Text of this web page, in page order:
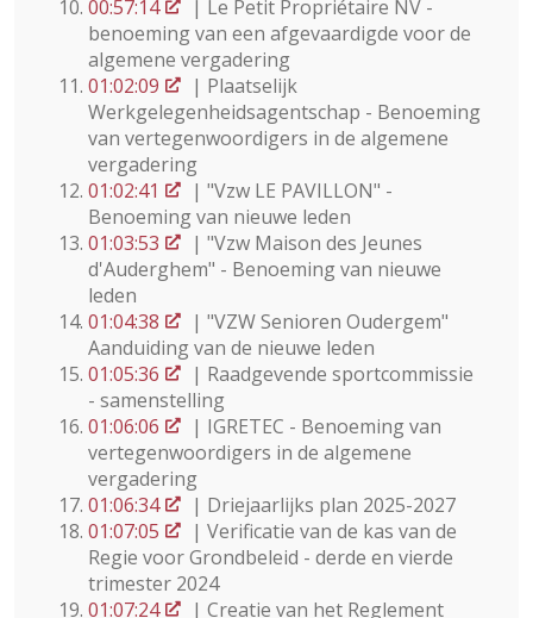
00:57:14
| Le Petit Propriétaire NV -
benoeming van een afgevaardigde voor de
algemene vergadering
01:02:09
| Plaatselijk
Werkgelegenheidsagentschap - Benoeming
van vertegenwoordigers in de algemene
vergadering
01:02:41
| "Vzw LE PAVILLON" -
Benoeming van nieuwe leden
01:03:53
| "Vzw Maison des Jeunes
d'Auderghem" - Benoeming van nieuwe
leden
01:04:38
| "VZW Senioren Oudergem"
Aanduiding van de nieuwe leden
01:05:36
| Raadgevende sportcommissie
- samenstelling
01:06:06
| IGRETEC - Benoeming van
vertegenwoordigers in de algemene
vergadering
01:06:34
| Driejaarlijks plan 2025-2027
01:07:05
| Verificatie van de kas van de
Regie voor Grondbeleid - derde en vierde
trimester 2024
01:07:24
| Creatie van het Reglement